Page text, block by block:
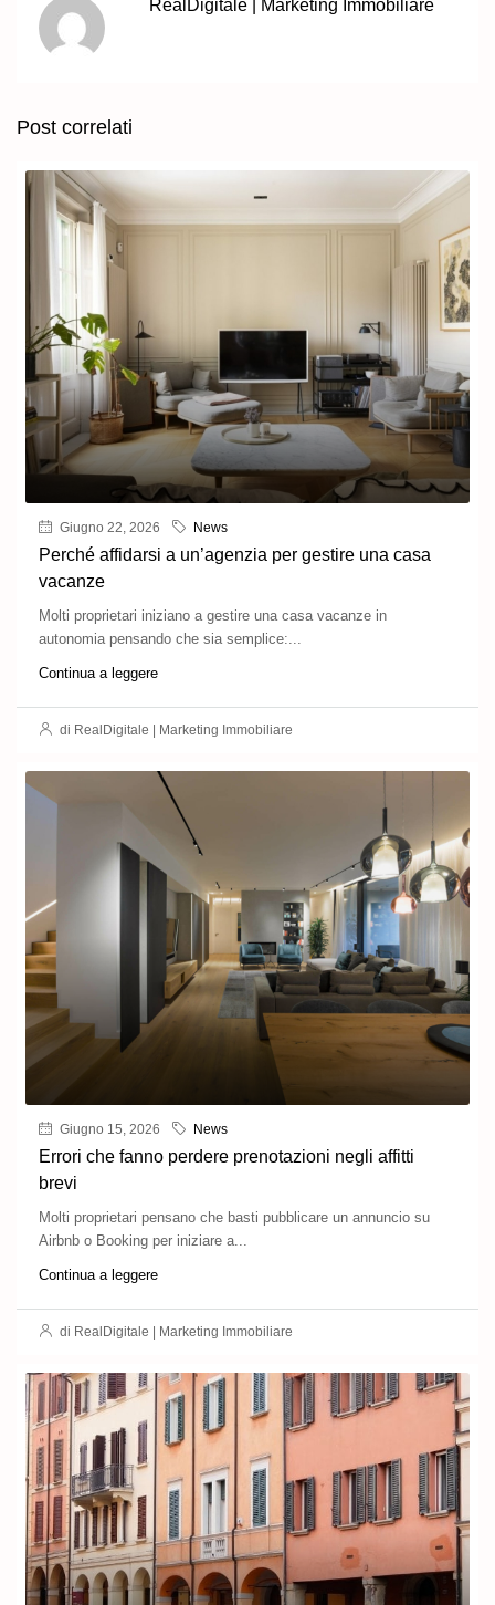
RealDigitale | Marketing Immobiliare
Post correlati
Giugno 22, 2026 News
Perché affidarsi a un’agenzia per gestire una casa
vacanze
Molti proprietari iniziano a gestire una casa vacanze in
autonomia pensando che sia semplice:...
Continua a leggere
di RealDigitale | Marketing Immobiliare
Giugno 15, 2026 News
Errori che fanno perdere prenotazioni negli affitti
brevi
Molti proprietari pensano che basti pubblicare un annuncio su
Airbnb o Booking per iniziare a...
Continua a leggere
di RealDigitale | Marketing Immobiliare